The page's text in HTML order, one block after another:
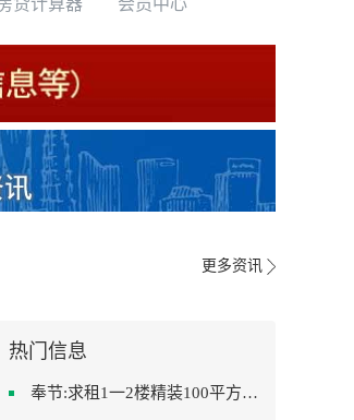
贷计算器 会员中心
更多资讯
热门信息
奉节:求租1一2楼精装100平方里面基本设备不要